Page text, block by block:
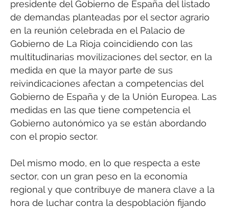
presidente del Gobierno de España del listado
de demandas planteadas por el sector agrario
en la reunión celebrada en el Palacio de
Gobierno de La Rioja coincidiendo con las
multitudinarias movilizaciones del sector, en la
medida en que la mayor parte de sus
reivindicaciones afectan a competencias del
Gobierno de España y de la Unión Europea. Las
medidas en las que tiene competencia el
Gobierno autonómico ya se están abordando
con el propio sector.
Del mismo modo, en lo que respecta a este
sector, con un gran peso en la economía
regional y que contribuye de manera clave a la
hora de luchar contra la despoblación fijando